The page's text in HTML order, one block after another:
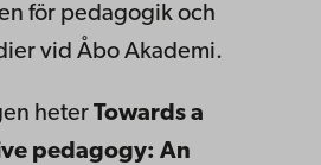
för pedagogik och
vid Åbo Akademi.
heter Towards a
pedagogy: An